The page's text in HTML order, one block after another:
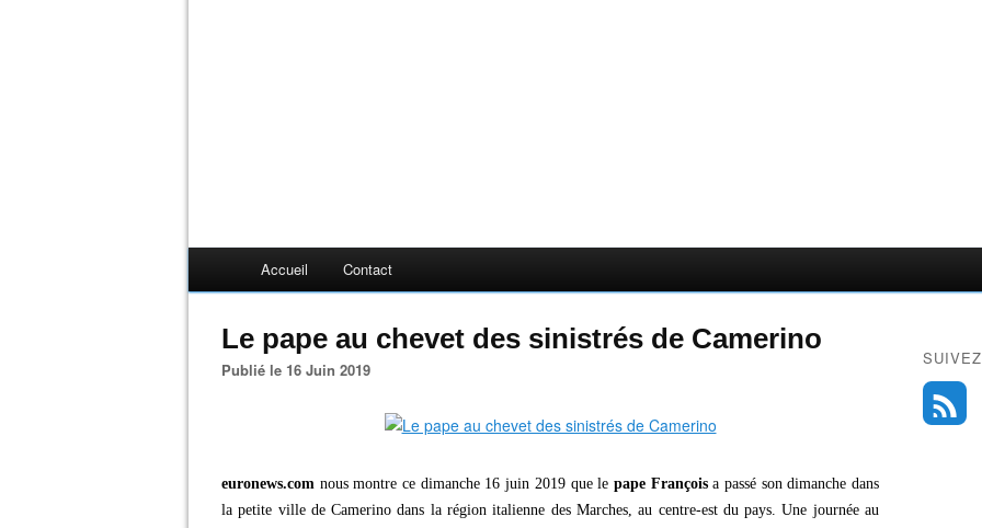
Accueil Contact
Le pape au chevet des sinistrés de Camerino
Publié le 16 Juin 2019
euronews.com nous montre ce dimanche 16 juin 2019 que le pape Françoisa passé son dimanche dans
la petite ville de Camerino dans la région italienne des Marches, au centre-est du pays. Une journée au